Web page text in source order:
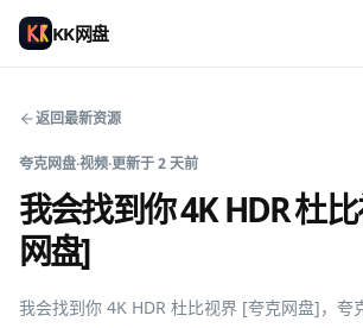
KK网盘
返回最新资源
夸克网盘·视频·更新于2 天前
我会找到你 4K HDR 杜
网盘]
我会找到你 4K HDR 杜比视界 [夸克网盘]，夸